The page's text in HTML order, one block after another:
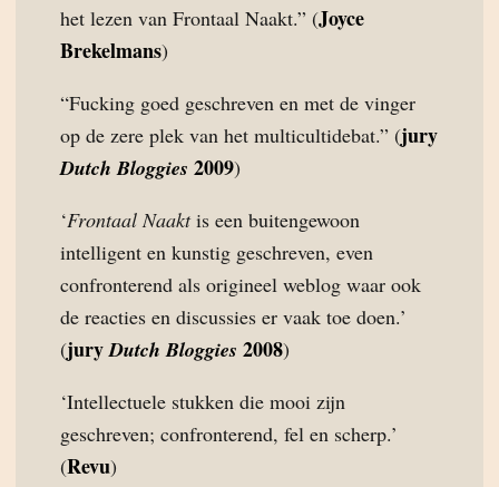
het lezen van Frontaal Naakt.” (Joyce
Brekelmans)
“Fucking goed geschreven en met de vinger
op de zere plek van het multicultidebat.” (jury
Dutch Bloggies 2009)
‘Frontaal Naaktis een buitengewoon
intelligent en kunstig geschreven, even
confronterend als origineel weblog waar ook
de reacties en discussies er vaak toe doen.’
(juryDutch Bloggies 2008)
‘Intellectuele stukken die mooi zijn
geschreven; confronterend, fel en scherp.’
(Revu)